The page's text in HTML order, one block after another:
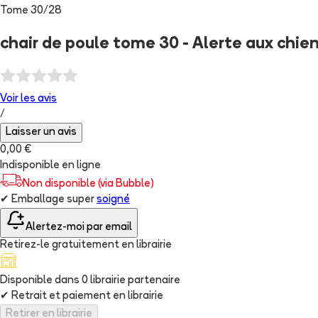
Tome 30/28
chair de poule tome 30 - Alerte aux
Voir les avis
/
Laisser un avis
0,00 €
Indisponible en ligne
Non disponible (via Bubble)
✔ Emballage super soigné
Alertez-moi par email
Retirez-le gratuitement en librairie
Disponible dans 0 librairie partenaire
✔ Retrait et paiement en librairie
Retirer en librairie